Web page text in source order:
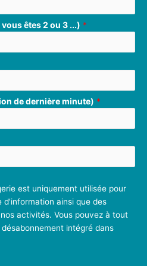
êtes 2 ou 3 ...) *
de dernière minute) *
est uniquement utilisée pour
ainsi que des
activités. Vous pouvez à tout
intégré dans